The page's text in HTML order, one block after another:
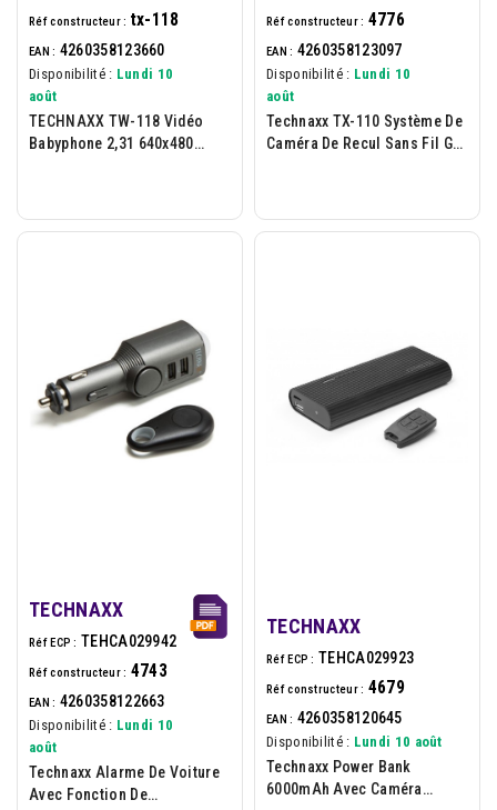
Réf constructeur : tx-118
EAN : 4260358123660
Disponibilité : Lundi 10
août
TECHNAXX TW-118 Vidéo
Babyphone 2,31 640x480
Réf constructeur : 4776
EAN : 4260358123097
Disponibilité : Lundi 10
août
Technaxx TX-110 Système De
Caméra De Recul Sans Fil Gar
TECHNAXX
Réf ECP : TEHCA029942
Réf constructeur : 4743
EAN : 4260358122663
Disponibilité : Lundi 10
août
Technaxx Alarme De Voiture
Avec Fonction De
TECHNAXX
Réf ECP : TEHCA029923
Réf constructeur : 4679
EAN : 4260358120645
Disponibilité : Lundi 10 août
Technaxx Power Bank
6000mAh Avec Caméra